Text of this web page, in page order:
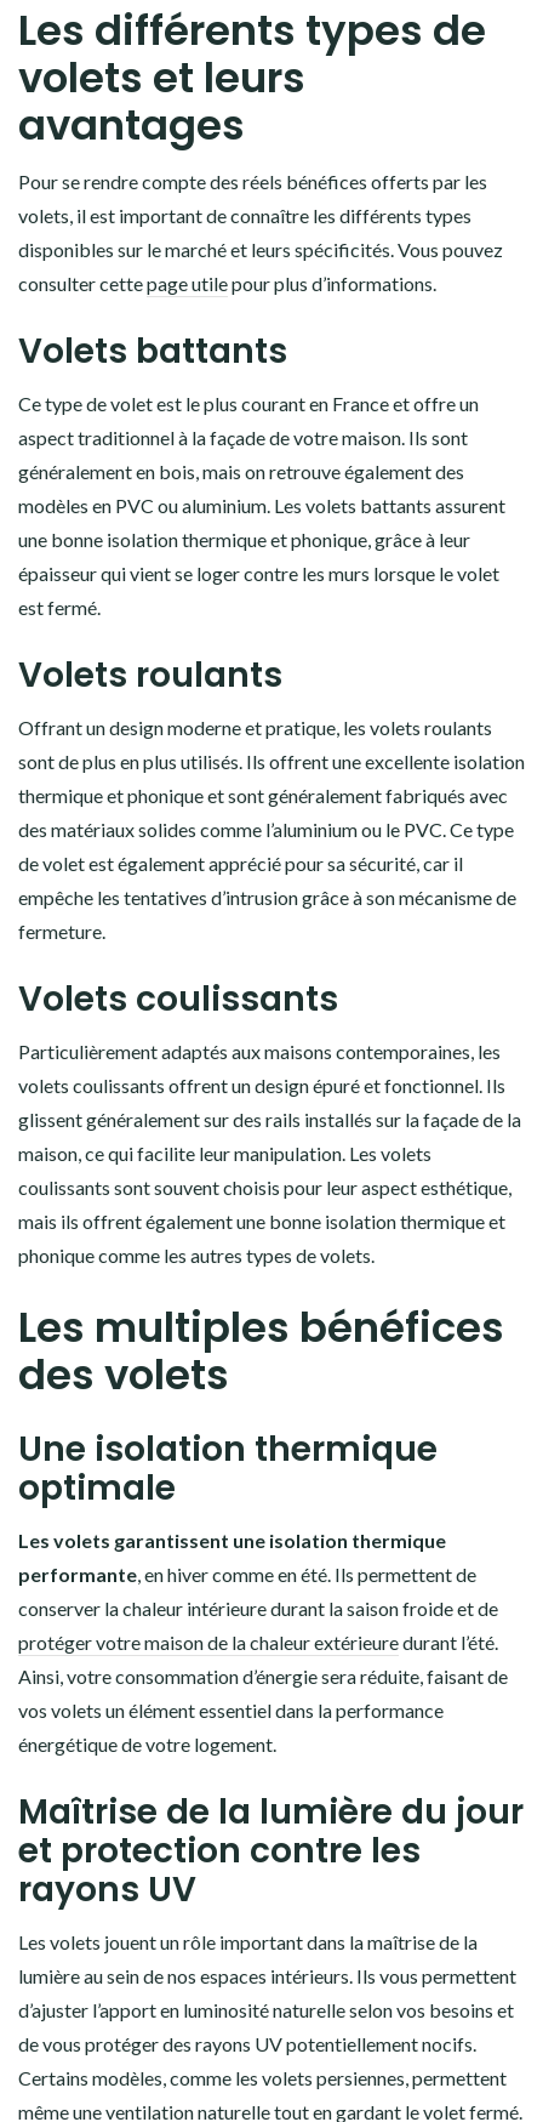
Les différents types de
volets et leurs
avantages
Pour se rendre compte des réels bénéfices offerts par les
volets, il est important de connaître les différents types
disponibles sur le marché et leurs spécificités. Vous pouvez
consulter cettepage utilepour plus d’informations.
Volets battants
Ce type de volet est le plus courant en France et offre un
aspect traditionnel à la façade de votre maison. Ils sont
généralement en bois, mais on retrouve également des
modèles en PVC ou aluminium. Les volets battants assurent
une bonne isolation thermique et phonique, grâce à leur
épaisseur qui vient se loger contre les murs lorsque le volet
est fermé.
Volets roulants
Offrant un design moderne et pratique, les volets roulants
sont de plus en plus utilisés. Ils offrent une excellente isolation
thermique et phonique et sont généralement fabriqués avec
des matériaux solides comme l’aluminium ou le PVC. Ce type
de volet est également apprécié pour sa sécurité, car il
empêche les tentatives d’intrusion grâce à son mécanisme de
fermeture.
Volets coulissants
Particulièrement adaptés aux maisons contemporaines, les
volets coulissants offrent un design épuré et fonctionnel. Ils
glissent généralement sur des rails installés sur la façade de la
maison, ce qui facilite leur manipulation. Les volets
coulissants sont souvent choisis pour leur aspect esthétique,
mais ils offrent également une bonne isolation thermique et
phonique comme les autres types de volets.
Les multiples bénéfices
des volets
Une isolation thermique
optimale
Les volets garantissent une isolation thermique
performante, en hiver comme en été. Ils permettent de
conserver la chaleur intérieure durant la saison froide et de
protéger votre maison de la chaleur extérieuredurant l’été.
Ainsi, votre consommation d’énergie sera réduite, faisant de
vos volets un élément essentiel dans la performance
énergétique de votre logement.
Maîtrise de la lumière du jour
et protection contre les
rayons UV
Les volets jouent un rôle important dans la maîtrise de la
lumière au sein de nos espaces intérieurs. Ils vous permettent
d’ajuster l’apport en luminosité naturelle selon vos besoins et
de vous protéger des rayons UV potentiellement nocifs.
Certains modèles, comme les volets persiennes, permettent
même une ventilation naturelle tout en gardant le volet fermé.